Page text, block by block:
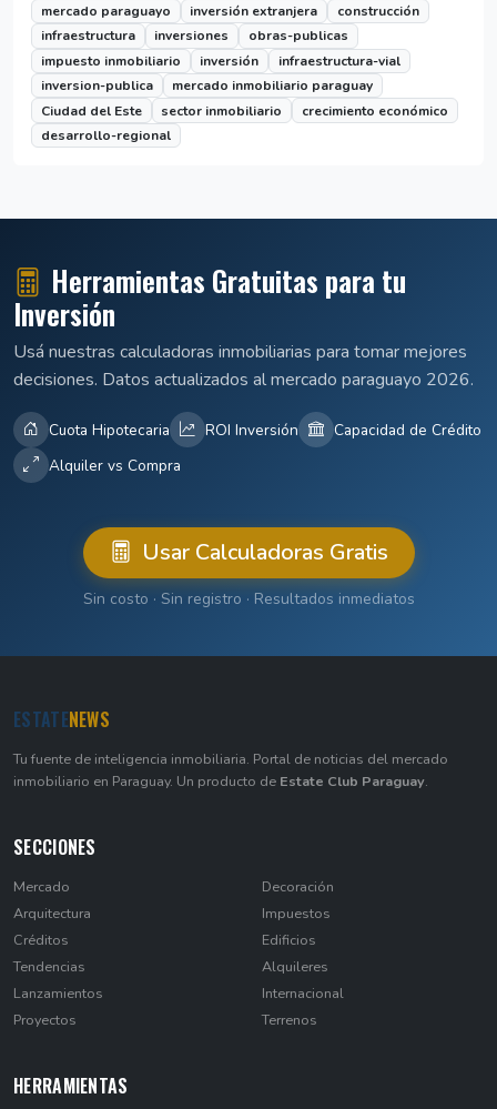
mercado paraguayo
inversión extranjera
construcción
infraestructura
inversiones
obras-publicas
impuesto inmobiliario
inversión
infraestructura-vial
inversion-publica
mercado inmobiliario paraguay
Ciudad del Este
sector inmobiliario
crecimiento económico
desarrollo-regional
Herramientas Gratuitas para tu
Inversión
Usá nuestras calculadoras inmobiliarias para tomar mejores
decisiones. Datos actualizados al mercado paraguayo 2026.
Cuota Hipotecaria ROI Inversión
Capacidad de Crédito
Alquiler vs Compra
Usar Calculadoras Gratis
Sin costo · Sin registro · Resultados inmediatos
ESTATENEWS
Tu fuente de inteligencia inmobiliaria. Portal de noticias del mercado
inmobiliario en Paraguay. Un producto de Estate Club Paraguay.
SECCIONES
Mercado
Arquitectura
Créditos
Tendencias
Lanzamientos
Proyectos
Decoración
Impuestos
Edificios
Alquileres
Internacional
Terrenos
HERRAMIENTAS